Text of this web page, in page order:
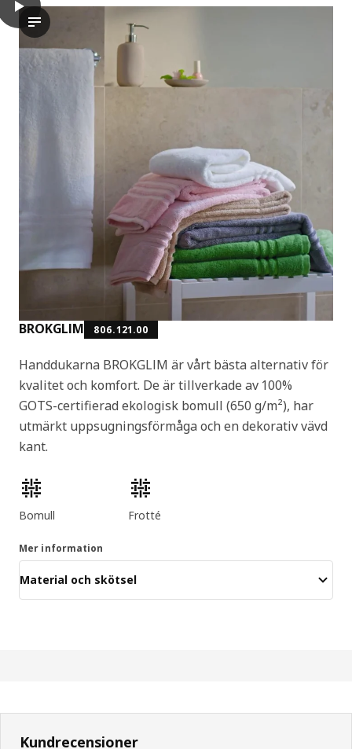
BROKGLIM 806.121.00
Handdukarna BROKGLIM är vårt bästa alternativ för
kvalitet och komfort. De är tillverkade av 100%
GOTS-certifierad ekologisk bomull (650 g/m²), har
utmärkt uppsugningsförmåga och en dekorativ vävd
kant.
Produktens egenskaper
Bomull Frotté
Mer information
Material och skötsel
play
I videon står en person i ett badrum med händerna försiktigt
BROKGLIM Gästhandduk, beige, 30x50 cm
Kundrecensioner